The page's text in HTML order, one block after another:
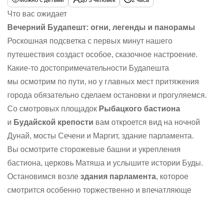
Что вас ожидает
Вечерний Будапешт: огни, легенды и панорамы
Роскошная подсветка с первых минут нашего
путешествия создаст особое, сказочное настроение.
Какие-то достопримечательности Будапешта
мы осмотрим по пути, но у главных мест притяжения
города обязательно сделаем остановки и прогуляемся.
Со смотровых площадок Рыбацкого бастиона
и Будайской крепости вам откроется вид на ночной
Дунай, мосты Сечени и Маргит, здание парламента.
Вы осмотрите сторожевые башни и укрепления
бастиона, церковь Матяша и услышите истории Буды.
Остановимся возле здания парламента, которое
смотрится особенно торжественно и впечатляюще